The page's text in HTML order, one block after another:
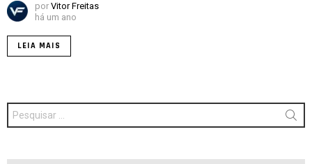
por Vitor Freitas
há um ano
LEIA MAIS
Procurar
por: